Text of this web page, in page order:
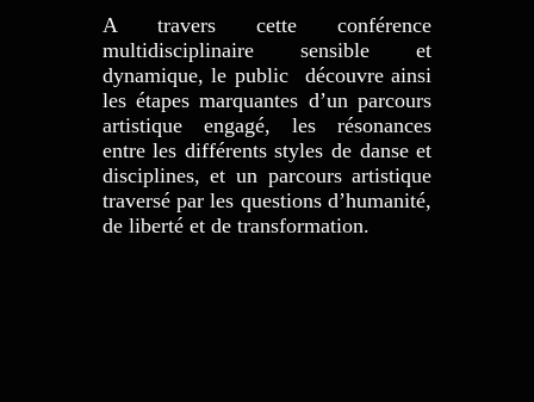
A travers cette conférence
multidisciplinaire sensible et
dynamique, le public découvre ainsi
les étapes marquantes d’un parcours
artistique engagé, les résonances
entre les différents styles de danse et
disciplines, et un parcours artistique
traversé par les questions d’humanité,
de liberté et de transformation.